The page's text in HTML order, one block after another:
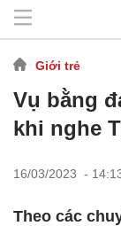
Giới trẻ
Vụ bằng
khi nghe
16/03/2023 -
Theo các